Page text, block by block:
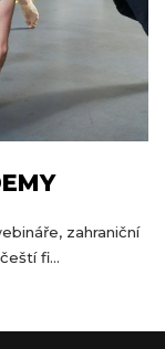
zahraniční
fi...